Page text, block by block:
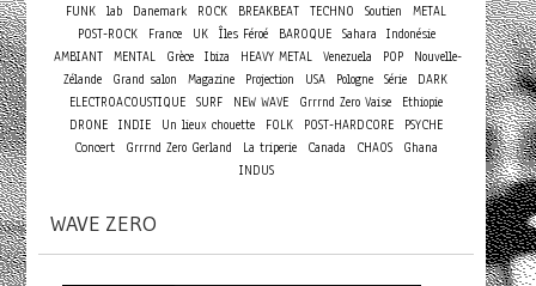
FUNK lab Danemark ROCK BREAKBEAT TECHNO Soutien
METAL
POST-ROCK
France UK Îles Féroé BAROQUE Sahara Indonésie
AMBIANT
MENTAL Grèce Ibiza HEAVY METAL Venezuela POP
Nouvelle-
Zélande
Grand salon Magazine Projection USA Pologne Série
DARK
ELECTROACOUSTIQUE SURF NEW WAVE Grrrnd Zero Vaise
Ethiopie
DRONE INDIE Un lieux chouette FOLK POST-HARDCORE PSYCHE
Concert Grrrnd Zero Gerland La triperie Canada CHAOS
Ghana
INDUS
WAVE ZERO